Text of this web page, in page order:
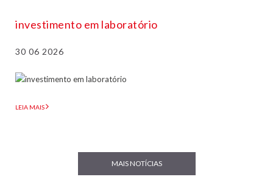
investimento em laboratório
30 06 2026
LEIA MAIS
MAIS NOTÍCIAS